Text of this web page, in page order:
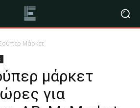
Μάρκετ
μάρκετ
για